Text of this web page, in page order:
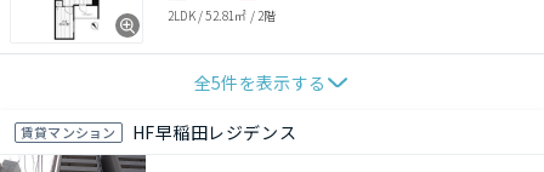
2LDK/52.81㎡ / 2階
全5件を表示する
賃貸マンション HF早稲田レジデンス